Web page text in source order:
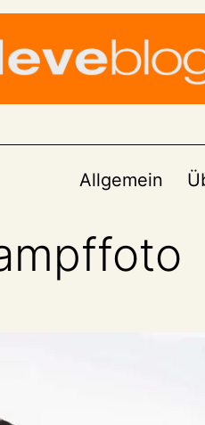
Allgemein